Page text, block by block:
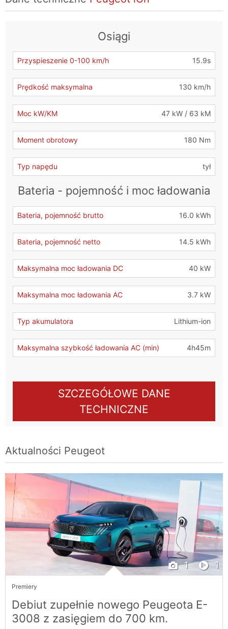
Osiągi
Przyspieszenie 0-100 km/h 15.9s
Prędkość maksymalna 130 km/h
Moc kW/KM 47 kW / 63 kM
Moment obrotowy 180 Nm
Typ napędu tył
Bateria - pojemność i moc ładowania
Bateria, pojemność brutto 16.0 kWh
Bateria, pojemność netto 14.5 kWh
Maksymalna moc ładowania DC 40 kW
Maksymalna moc ładowania AC 3.7 kW
Typ akumulatora Lithium-ion
Maksymalna szybkość ładowania AC (min) 4h45m
SZCZEGÓŁOWE DANE
TECHNICZNE
Aktualności Peugeot
1 1
Premiery
Debiut zupełnie nowego Peugeota E-
3008 z zasięgiem do 700 km.